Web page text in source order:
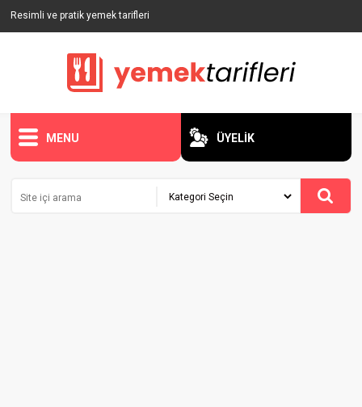
Resimli ve pratik yemek tarifleri
MENU ÜYELİK